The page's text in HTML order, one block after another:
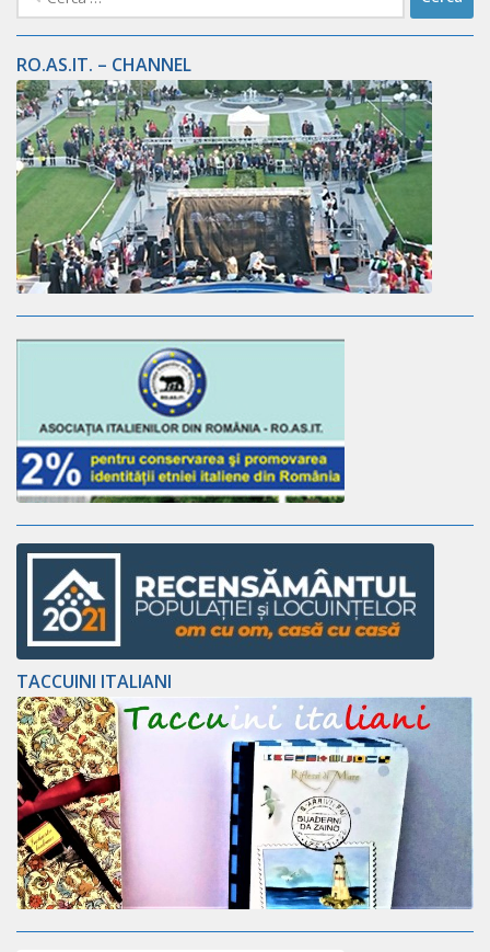
RO.AS.IT. – CHANNEL
TACCUINI ITALIANI